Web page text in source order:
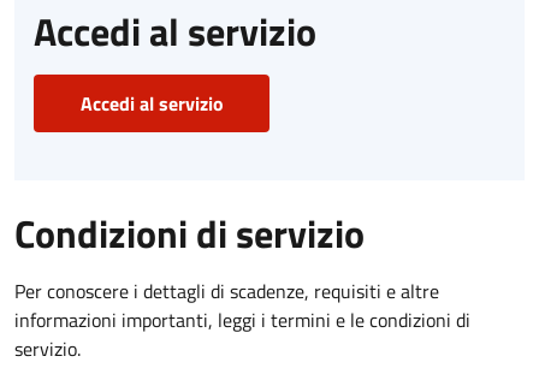
Accedi al servizio
Accedi al servizio
Condizioni di servizio
Per conoscere i dettagli di scadenze, requisiti e altre
informazioni importanti, leggi i termini e le condizioni di
servizio.